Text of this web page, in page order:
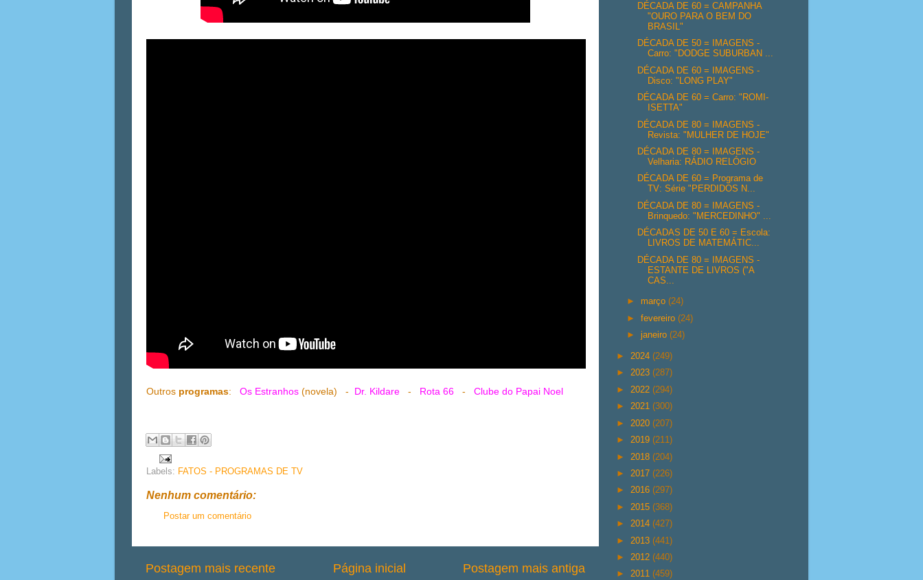
Outros programas: Os Estranhos (novela) - Dr. Kildare - Rota 66 - Clube do Papai Noel
Labels: FATOS - PROGRAMAS DE TV
Nenhum comentário:
Postar um comentário
Postagem mais recente Postagem mais antiga
Página inicial
DÉCADA DE 60 = CAMPANHA
"OURO PARA O BEM DO
BRASIL"
DÉCADA DE 50 = IMAGENS -
Carro: "DODGE SUBURBAN ...
DÉCADA DE 60 = IMAGENS -
Disco: "LONG PLAY"
DÉCADA DE 60 = Carro: "ROMI-
ISETTA"
DÉCADA DE 80 = IMAGENS -
Revista: "MULHER DE HOJE"
DÉCADA DE 80 = IMAGENS -
Velharia: RÁDIO RELÓGIO
DÉCADA DE 60 = Programa de
TV: Série "PERDIDOS N...
DÉCADA DE 80 = IMAGENS -
Brinquedo: "MERCEDINHO" ...
DÉCADAS DE 50 E 60 = Escola:
LIVROS DE MATEMÁTIC...
DÉCADA DE 80 = IMAGENS -
ESTANTE DE LIVROS ("A
CAS...
► março(24)
►fevereiro(24)
►janeiro(24)
► 2024 (249)
► 2023 (287)
► 2022 (294)
► 2021 (300)
► 2020 (207)
► 2019 (211)
► 2018 (204)
► 2017 (226)
► 2016 (297)
► 2015 (368)
► 2014 (427)
► 2013 (441)
► 2012 (440)
► 2011 (459)